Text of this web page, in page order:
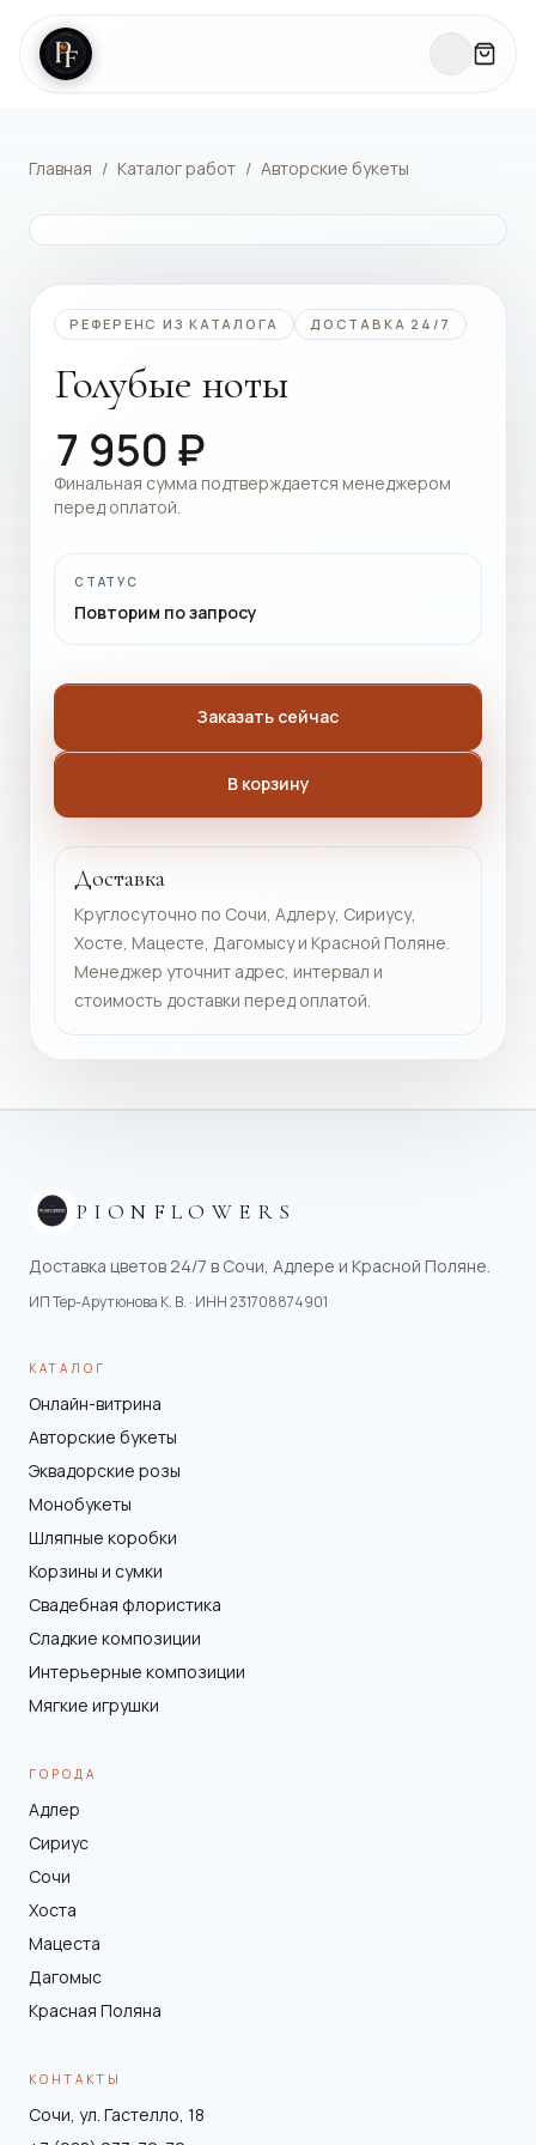
Главная / Каталог работ / Авторские букеты
РЕФЕРЕНС ИЗ КАТАЛОГА ДОСТАВКА 24/7
Голубые ноты
7 950 ₽
Финальная сумма подтверждается менеджером
перед оплатой.
СТАТУС
Повторим по запросу
Заказать сейчас
В корзину
Доставка
Круглосуточно по Сочи, Адлеру, Сириусу,
Хосте, Мацесте, Дагомысу и Красной Поляне.
Менеджер уточнит адрес, интервал и
стоимость доставки перед оплатой.
PIONFLOWERS
Доставка цветов 24/7 в Сочи, Адлере и Красной Поляне.
ИП Тер-Арутюнова К. В. · ИНН231708874901
КАТАЛОГ
Онлайн-витрина
Авторские букеты
Эквадорские розы
Монобукеты
Шляпные коробки
Корзины и сумки
Свадебная флористика
Сладкие композиции
Интерьерные композиции
Мягкие игрушки
ГОРОДА
Адлер
Сириус
Сочи
Хоста
Мацеста
Дагомыс
Красная Поляна
КОНТАКТЫ
Сочи, ул. Гастелло, 18